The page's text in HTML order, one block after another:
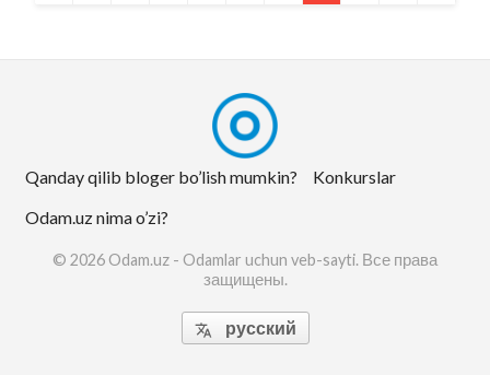
Qanday qilib bloger bo’lish mumkin?
Konkurslar
Odam.uz nima o’zi?
© 2026 Odam.uz - Odamlar uchun veb-sayti. Все права
защищены.
 русский